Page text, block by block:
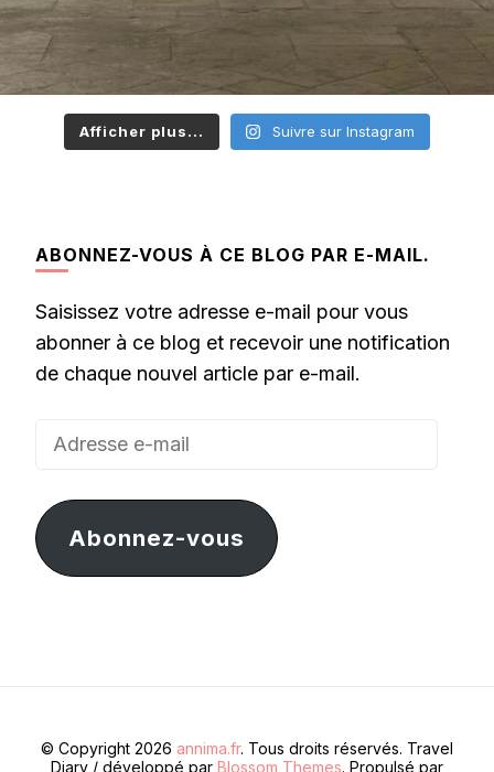
Afficher plus... Suivre sur Instagram
ABONNEZ-VOUS À CE BLOG PAR E-MAIL.
Saisissez votre adresse e-mail pour vous
abonner à ce blog et recevoir une notification
de chaque nouvel article par e-mail.
Adresse
mail
Abonnez-vous
© Copyright 2026 annima.fr. Tous droits réservés. Travel
Diary / développé par Blossom Themes. Propulsé par